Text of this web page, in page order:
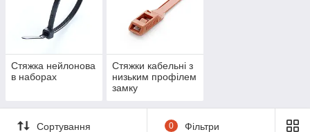
Стяжка нейлонова
в наборах
Стяжки кабельні з
низьким профілем
замку
Сортування 0 Фільтри